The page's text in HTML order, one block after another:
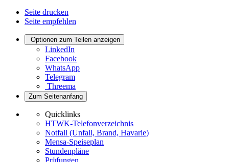
Seite drucken
Seite empfehlen
Optionen zum Teilen anzeigen
LinkedIn
Facebook
WhatsApp
Telegram
Threema
Zum Seitenanfang
Quicklinks
HTWK-Telefonverzeichnis
Notfall (Unfall, Brand, Havarie)
Mensa-Speiseplan
Stundenpläne
Prüfungen